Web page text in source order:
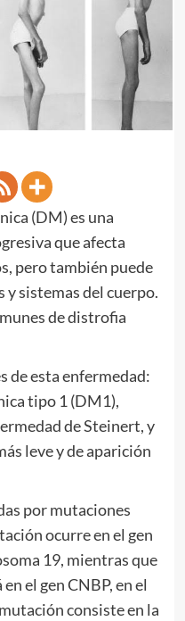
(DM) es una
que afecta
pero también puede
sistemas del cuerpo.
de distrofia
de esta enfermedad:
tipo 1 (DM1),
de Steinert, y
leve y de aparición
por mutaciones
ocurre en el gen
19, mientras que
el gen CNBP, en el
consiste en la